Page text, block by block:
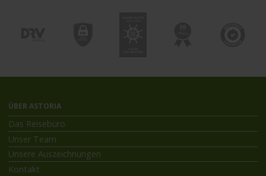
ÜBER ASTORIA
Das Reisebüro
Unser Team
Unsere Auszeichnungen
Kontakt